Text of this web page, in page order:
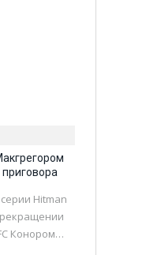
Hitman
Конором…